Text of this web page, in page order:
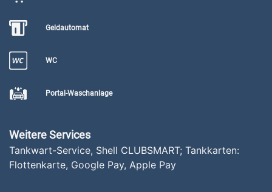
Geldautomat
WC
Portal-Waschanlage
Weitere Services
Tankwart-Service, Shell CLUBSMART; Tankkarten:
Flottenkarte, Google Pay, Apple Pay